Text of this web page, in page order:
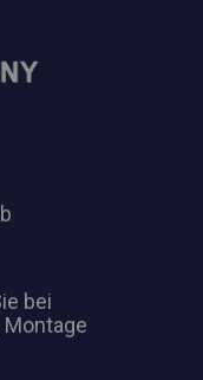
bei